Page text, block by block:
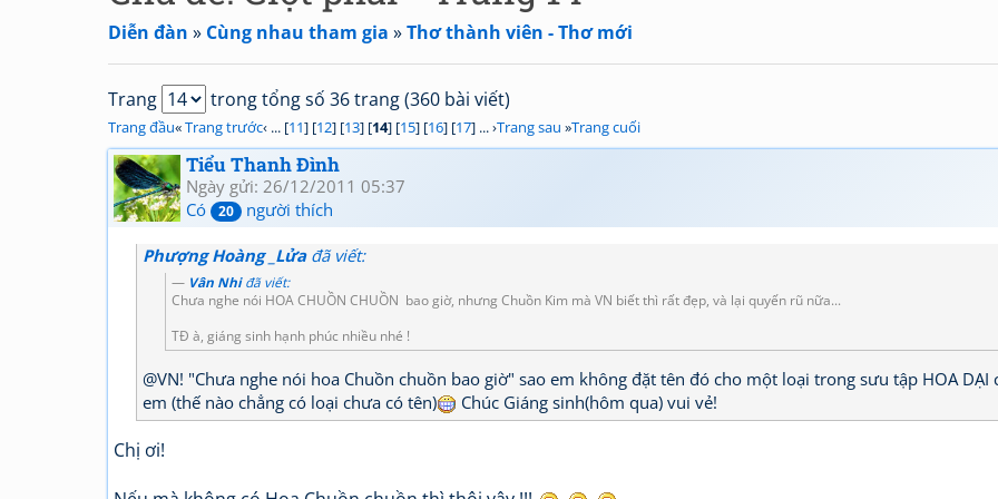
Diễn đàn » Cùng nhau tham gia »Thơ thành viên - Thơ mới
Trang trong tổng số 36 trang (360 bài viết)
Trang đầu«Trang trước‹ ... [11] [12] [13] [14] [15] [16] [17] ... ›Trang sau »Trang cuối
Tiểu Thanh Đình
Ngày gửi: 26/12/2011 05:37
Có
20 người thích
Phượng Hoàng _Lửađã viết:
Vân Nhiđã viết:
Chưa nghe nói HOA CHUỒN CHUỒN bao giờ, nhưng Chuồn Kim mà VN biết thì rất đẹp, và lại quyến rũ nữa...
TĐ à, giáng sinh hạnh phúc nhiều nhé !
@VN! "Chưa nghe nói hoa Chuồn chuồn bao giờ" sao em không đặt tên đó cho một loại trong sưu tập HOA DẠI
em (thế nào chẳng có loại chưa có tên)
Chúc Giáng sinh(hôm qua) vui vẻ!
Chị ơi!